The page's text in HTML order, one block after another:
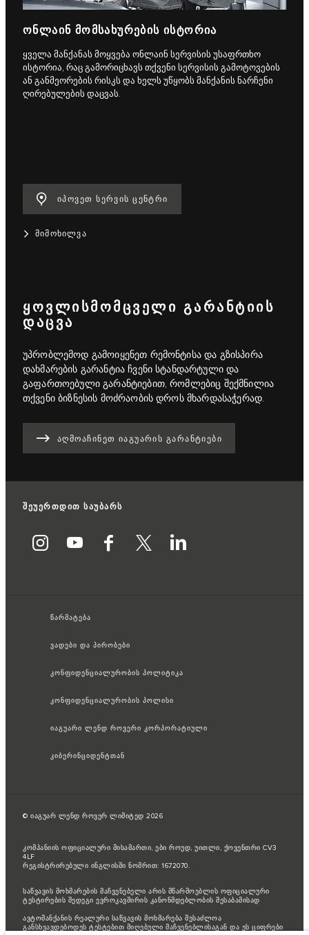
ᲝᲜᲚᲐᲘᲜ ᲛᲝᲛᲡᲐᲮᲣᲠᲔᲑᲘᲡ ᲘᲡᲢᲝᲠᲘᲐ
ყველა მანქანას მოყვება ონლაინ სერვისის უსაფრთხო
ისტორია, რაც გამორიცხავს თქვენი სერვისის გამოტოვების
ან განმეორების რისკს და ხელს უწყობს მანქანის ნარჩენი
ღირებულების დაცვას.
ᲘᲞᲝᲕᲔᲗ ᲡᲔᲠᲕᲘᲡ ᲪᲔᲜᲢᲠᲘ
ᲛᲘᲛᲝᲮᲘᲚᲕᲐ
ᲧᲝᲕᲚᲘᲡᲛᲝᲛᲪᲕᲔᲚᲘ ᲒᲐᲠᲐᲜᲢᲘᲘᲡ
ᲓᲐᲪᲕᲐ
უპრობლემოდ გამოიყენეთ რემონტისა და გზისპირა
დახმარების გარანტია ჩვენი სტანდარტული და
გაფართოებული გარანტიებით, რომლებიც შექმნილია
თქვენი ბიზნესის მოძრაობის დროს მხარდასაჭერად.
ᲐᲦᲛᲝᲐᲩᲘᲜᲔᲗ ᲘᲐᲒᲣᲐᲠᲘᲡ ᲒᲐᲠᲐᲜᲢᲘᲔᲑᲘ
შეუერთდით საუბარს
წარმატება
ვადები და პირობები
კონფიდენციალურობის პოლიტიკა
კონფიდენციალურობის პოლისი
იაგუარი ლენდ როვერი კორპორატიული
კიბერინციდენტთან
© იაგუარ ლენდ როვერ ლიმიტედ 2026
კომპანიის ოფიციალური მისამართი, ები როუდ, უითლი, ქოვენთრი CV3
4LF
რეგისტრირებული ინგლისში ნომრით: 1672070.
საწვავის მოხმარების მაჩვენებელი არის მწარმოებლის ოფიციალური
ტესტირების შედეგი ევროკავშირის კანონმდებლობის შესაბამისად
ავტომანქანის რეალური საწვავის მოხმარება შესაძლოა
განსხვავდებოდეს ტესტებით მიღებული მაჩვენებლისაგან და ეს ციფრები